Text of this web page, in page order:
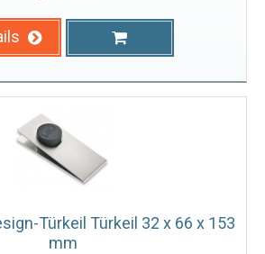
Türkeil Türkeil 32 x 66 x 153
mm